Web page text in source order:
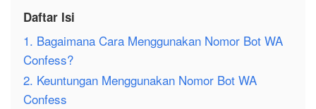
Daftar Isi
1. Bagaimana Cara Menggunakan Nomor Bot WA
Confess?
2. Keuntungan Menggunakan Nomor Bot WA
Confess